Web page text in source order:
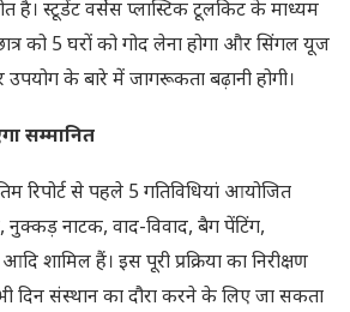
है। स्टूडेंट वर्सेस प्लास्टिक टूलकिट के माध्यम
को 5 घरों को गोद लेना होगा और सिंगल यूज
के बारे में जागरूकता बढ़ानी होगी।
सम्मानित
रिपोर्ट से पहले 5 गतिविधियां आयोजित
नुक्कड़ नाटक, वाद-विवाद, बैग पेंटिंग,
आदि शामिल हैं। इस पूरी प्रक्रिया का निरीक्षण
दिन संस्थान का दौरा करने के लिए जा सकता